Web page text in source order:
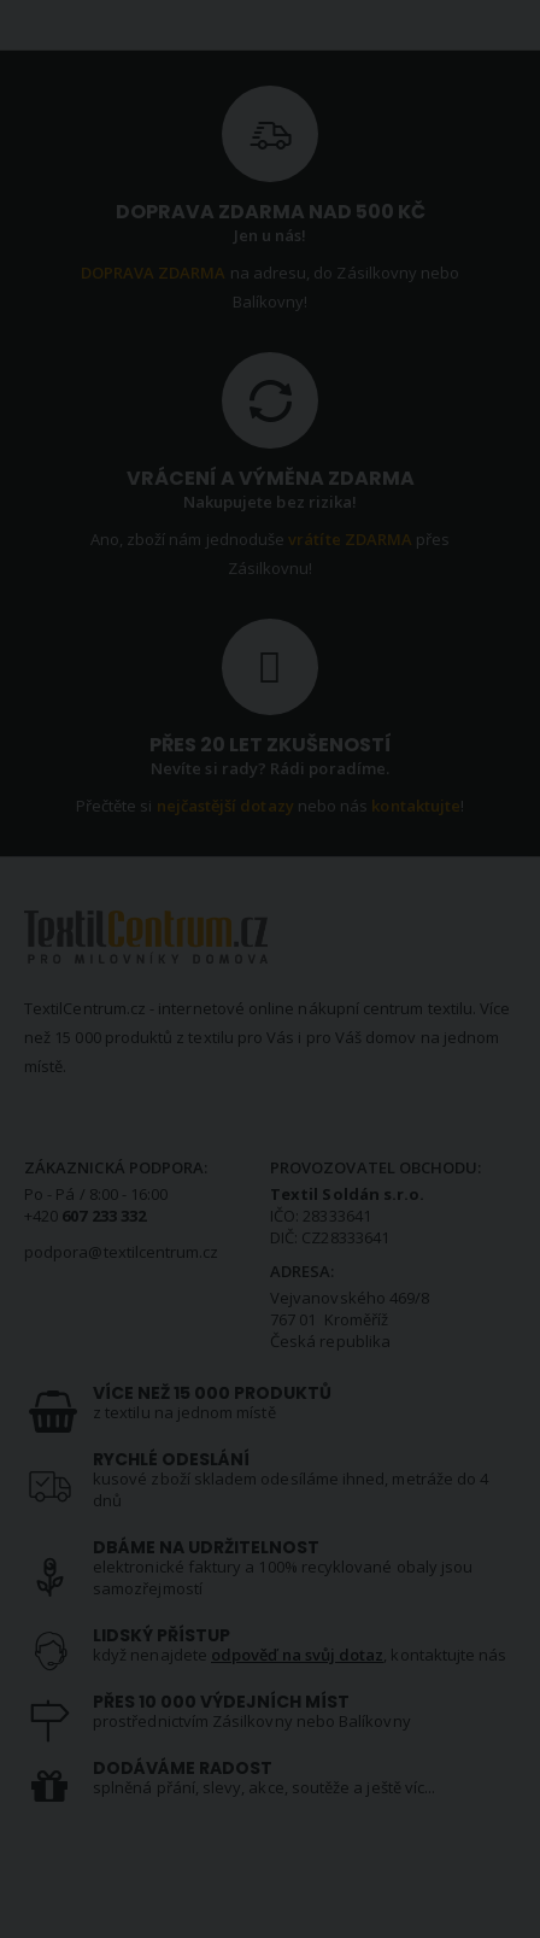
DOPRAVA ZDARMA NAD 500 KČ
Jen u nás!
DOPRAVA ZDARMA na adresu, do Zásilkovny nebo
Balíkovny!
VRÁCENÍ A VÝMĚNA ZDARMA
Nakupujete bez rizika!
Ano, zboží nám jednoduševrátíte ZDARMA přes
Zásilkovnu!
PŘES 20 LET ZKUŠENOSTÍ
Nevíte si rady? Rádi poradíme.
Přečtěte si nejčastější dotazy nebo nás kontaktujte!
TextilCentrum.cz - internetové online nákupní centrum textilu. Více
než 15 000 produktů z textilu pro Vás i pro Váš domov na jednom
místě.
ZÁKAZNICKÁ PODPORA:
Po - Pá / 8:00 - 16:00
+420 607 233 332
podpora@textilcentrum.cz
PROVOZOVATEL OBCHODU:
Textil Soldán s.r.o.
IČO: 28333641
DIČ: CZ28333641
ADRESA:
Vejvanovského 469/8
767 01 Kroměříž
Česká republika
VÍCE NEŽ 15 000 PRODUKTŮ
z textilu na jednom místě
RYCHLÉ ODESLÁNÍ
kusové zboží skladem odesíláme ihned, metráže do 4
dnů
DBÁME NA UDRŽITELNOST
elektronické faktury a 100% recyklované obaly jsou
samozřejmostí
LIDSKÝ PŘÍSTUP
když nenajdete odpověď na svůj dotaz, kontaktujte nás
PŘES 10 000 VÝDEJNÍCH MÍST
prostřednictvím Zásilkovny nebo Balíkovny
DODÁVÁME RADOST
splněná přání, slevy, akce, soutěže a ještě víc...